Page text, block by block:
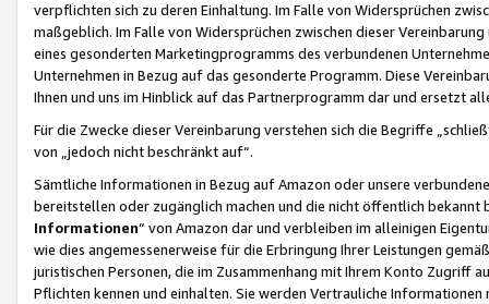
verpflichten sich zu deren Einhaltung. Im Falle von Widersprüchen
maßgeblich. Im Falle von Widersprüchen zwischen dieser
eines gesonderten Marketingprogramms des verbundenen
Unternehmen in Bezug auf das gesonderte Programm. Diese
Ihnen und uns im Hinblick auf das Partnerprogramm dar und ersetzt
Für die Zwecke dieser Vereinbarung verstehen sich die Begriffe
von „jedoch nicht beschränkt auf“.
Sämtliche Informationen in Bezug auf Amazon oder unsere
bereitstellen oder zugänglich machen und die nicht öffentlich
Informationen“ von Amazon dar und verbleiben im alleinigen
wie dies angemessenerweise für die Erbringung Ihrer Leistungen
juristischen Personen, die im Zusammenhang mit Ihrem Konto
Pflichten kennen und einhalten. Sie werden Vertrauliche